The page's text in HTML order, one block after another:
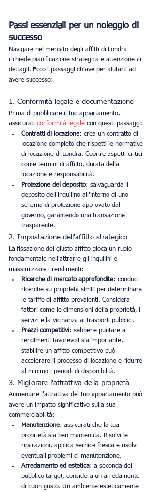
Passi essenziali per un noleggio di
successo
Navigare nel mercato degli affitti di Londra
richiede pianificazione strategica e attenzione ai
dettagli. Ecco i passaggi chiave per aiutarti ad
avere successo:
1. Conformità legale e documentazione
Prima di pubblicare il tuo appartamento,
assicurati conformità legale con questi passaggi:
Contratti di locazione: crea un contratto di
locazione completo che rispetti le normative
di locazione di Londra. Coprire aspetti critici
come termini di affitto, durata della
locazione e responsabilità.
Protezione del deposito: salvaguarda il
deposito dell'inquilino all'interno di uno
schema di protezione approvato dal
governo, garantendo una transazione
trasparente.
2. Impostazione dell'affitto strategico
La fissazione del giusto affitto gioca un ruolo
fondamentale nell'attrarre gli inquilini e
massimizzare i rendimenti:
Ricerche di mercato approfondite: conduci
ricerche su proprietà simili per determinare
le tariffe di affitto prevalenti. Considera
fattori come le dimensioni della proprietà, i
servizi e la vicinanza ai trasporti pubblici.
Prezzi competitivi: sebbene puntare a
rendimenti favorevoli sia importante,
stabilire un affitto competitivo può
accelerare il processo di locazione e ridurre
al minimo i periodi di disponibilità.
3. Migliorare l'attrattiva della proprietà
Aumentare l'attrattiva del tuo appartamento può
avere un impatto significativo sulla sua
commerciabilità:
Manutenzione: assicurati che la tua
proprietà sia ben mantenuta. Risolvi le
riparazioni, applica vernice fresca e risolvi
eventuali problemi di manutenzione.
Arredamento ed estetica: a seconda del
pubblico target, considera un arredamento
di buon gusto. Un ambiente esteticamente